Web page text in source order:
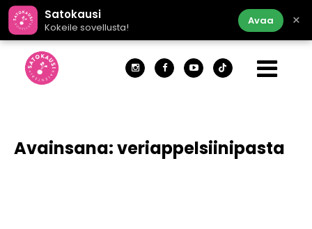
Satokausi
Kokeile sovellusta!
Avaa ×
Avainsana:veriappelsiinipasta